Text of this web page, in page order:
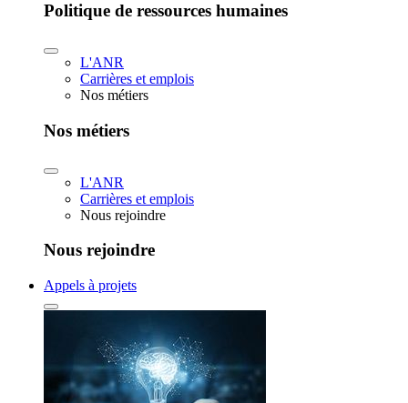
Politique de ressources humaines
L'ANR
Carrières et emplois
Nos métiers
Nos métiers
L'ANR
Carrières et emplois
Nous rejoindre
Nous rejoindre
Appels à projets